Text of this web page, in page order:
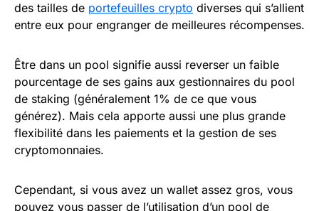
des tailles de portefeuilles crypto diverses qui s’allient
entre eux pour engranger de meilleures récompenses.
Être dans un pool signifie aussi reverser un faible
pourcentage de ses gains aux gestionnaires du pool
de staking (généralement 1% de ce que vous
générez). Mais cela apporte aussi une plus grande
flexibilité dans les paiements et la gestion de ses
cryptomonnaies.
Cependant, si vous avez un wallet assez gros, vous
pouvez vous passer de l’utilisation d’un pool de